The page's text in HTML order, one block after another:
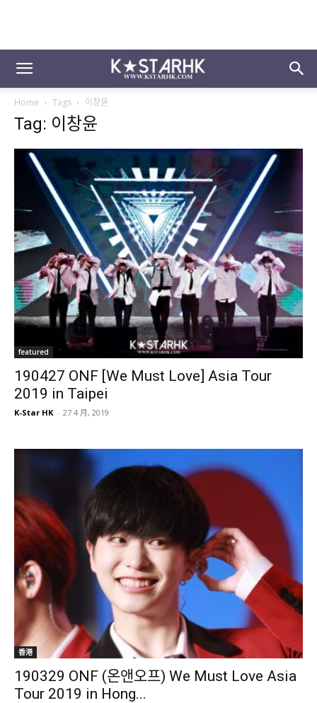
Home Tags 이창윤
Tag: 이창윤
featured
190427 ONF [We Must Love] Asia Tour
2019 in Taipei
K-Star HK - 27 4 月, 2019
香港
190329 ONF (온앤오프) We Must Love Asia
Tour 2019 in Hong...